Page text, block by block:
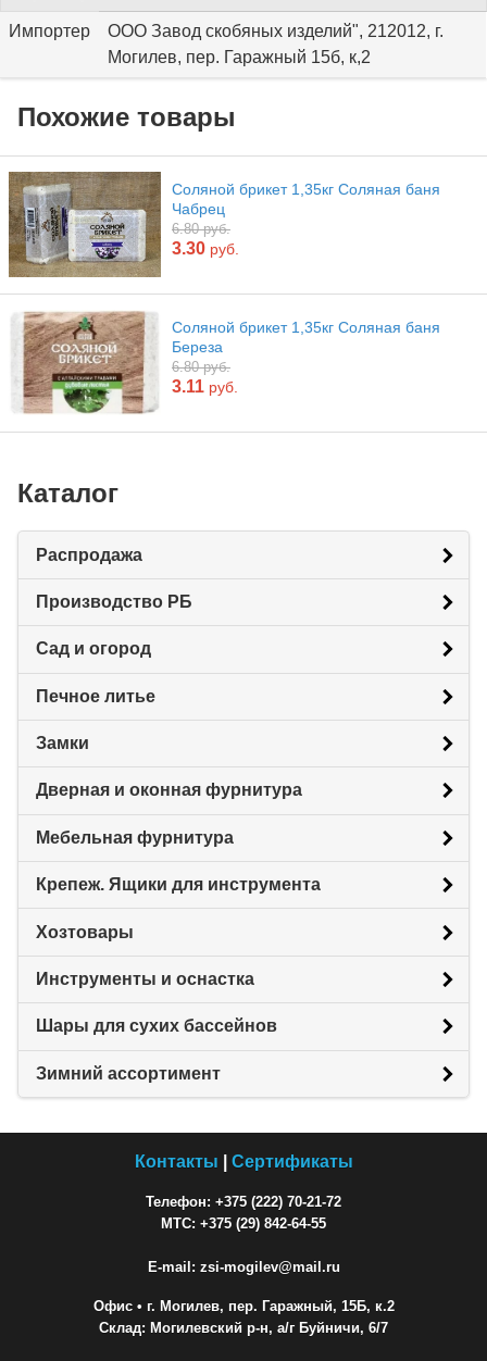
Импортер
ООО Завод скобяных изделий", 212012, г.
Могилев, пер. Гаражный 15б, к,2
Похожие товары
Соляной брикет 1,35кг Соляная баня
Чабрец
6.80 руб.
3.30 руб.
Соляной брикет 1,35кг Соляная баня
Береза
6.80 руб.
3.11 руб.
Каталог
Распродажа
Производство РБ
Сад и огород
Печное литье
Замки
Дверная и оконная фурнитура
Мебельная фурнитура
Крепеж. Ящики для инструмента
Хозтовары
Инструменты и оснастка
Шары для сухих бассейнов
Зимний ассортимент
Контакты Сертификаты
Телефон: +375 (222) 70-21-72
МТС: +375 (29) 842-64-55
E-mail: zsi-mogilev@mail.ru
Офис• г. Могилев, пер. Гаражный, 15Б, к.2
Склад: Могилевский р-н, а/г Буйничи, 6/7